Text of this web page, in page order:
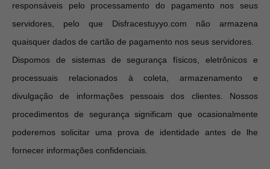
responsáveis pelo processamento do pagamento nos seus
servidores, pelo que Disfracestuyyo.com não armazena
quaisquer dados de cartão de pagamento nos seus servidores.
Dispomos de sistemas de segurança físicos, eletrônicos e
processuais relacionados à coleta, armazenamento e
divulgação de informações pessoais dos clientes. Nossos
procedimentos de segurança significam que ocasionalmente
poderemos solicitar uma prova de identidade antes de lhe
fornecer informações confidenciais.